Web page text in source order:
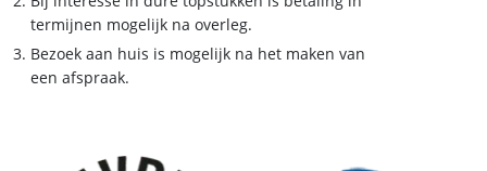
termijnen mogelijk na overleg.
Bezoek aan huis is mogelijk na het maken van
een afspraak.